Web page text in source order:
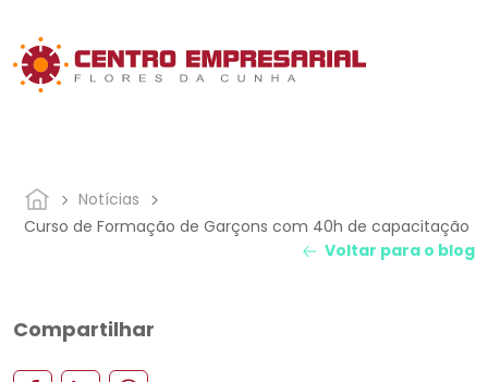
Notícias
Curso de Formação de Garçons com 40h de capacitação
Voltar para o blog
Compartilhar